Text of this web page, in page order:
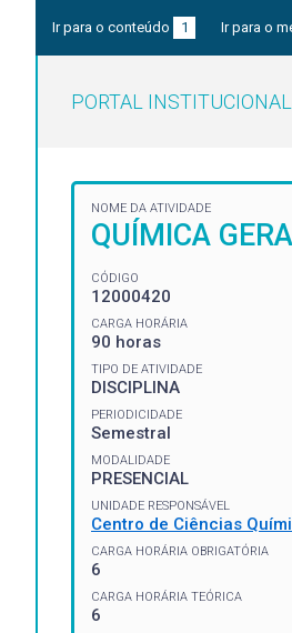
Ir para o conteúdo 1 Ir para o
PORTAL INSTITUCIONAL
NOME DA ATIVIDADE
QUÍMICA
CÓDIGO
12000420
CARGA HORÁRIA
90 horas
TIPO DE ATIVIDADE
DISCIPLINA
PERIODICIDADE
Semestral
MODALIDADE
PRESENCIAL
UNIDADE RESPONSÁVEL
Centro de Ciências
CARGA HORÁRIA OBRIGATÓRIA
6
CARGA HORÁRIA TEÓRICA
6